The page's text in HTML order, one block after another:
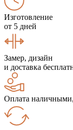
Изготовление
от 5 дней
Замер, дизайн
и доставка
Оплата